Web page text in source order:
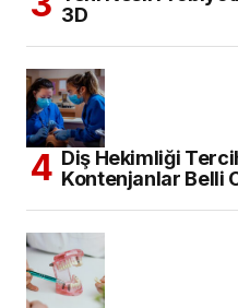
3D
Diş Hekimliği
Kontenjanlar Belli